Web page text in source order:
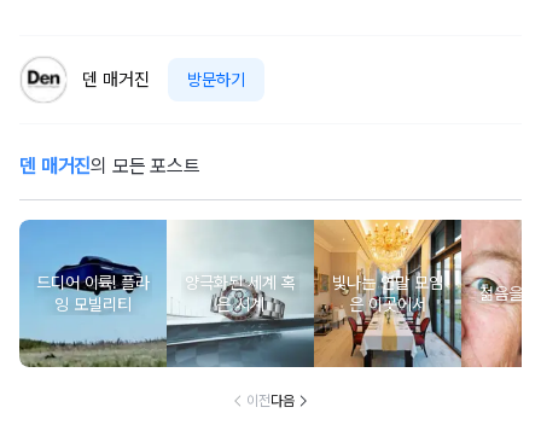
덴 매거진 방문하기
덴 매거진의 모든 포스트
드디어 이륙! 플라
잉 모빌리티
양극화된 세계 혹
은 시계
빛나는 연말 모임
은 이곳에서
젊음을
이전다음